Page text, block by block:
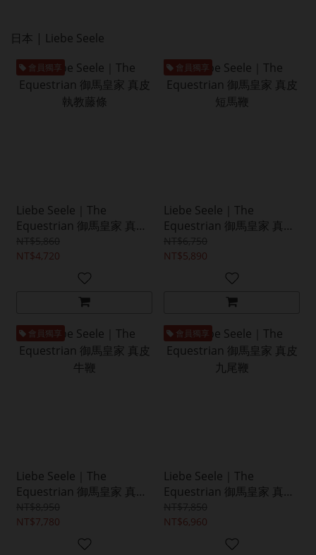
日本 | Liebe Seele
會員獨享
Liebe Seele｜The
Equestrian 御馬皇家 真皮
NT$4,720
會員獨享
Liebe Seele｜The
Equestrian 御馬皇家 真皮
NT$5,890
會員獨享
Liebe Seele｜The
Equestrian 御馬皇家 真皮
NT$7,780
會員獨享
Liebe Seele｜The
Equestrian 御馬皇家 真皮
NT$6,960